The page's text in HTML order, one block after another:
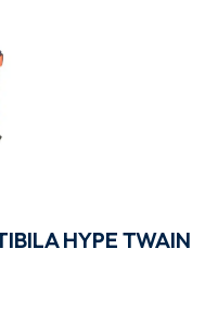
HYPE TWAIN